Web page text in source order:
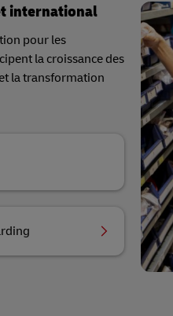
international
pour les
la croissance des
la transformation